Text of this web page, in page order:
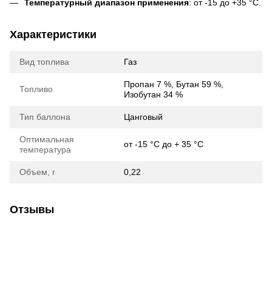
Температурный диапазон применения: от -15 до +35 °С.
Характеристики
Вид топлива Газ
Топливо
Пропан 7 %, Бутан 59 %,
Изобутан 34 %
Тип баллона Цанговый
Оптимальная
температура
от -15 °С до + 35 °С
Объем, г 0,22
Отзывы